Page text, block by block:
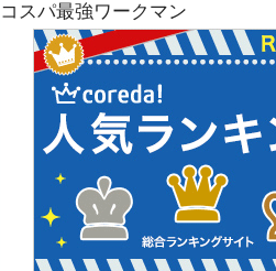
コスパ最強ワークマン